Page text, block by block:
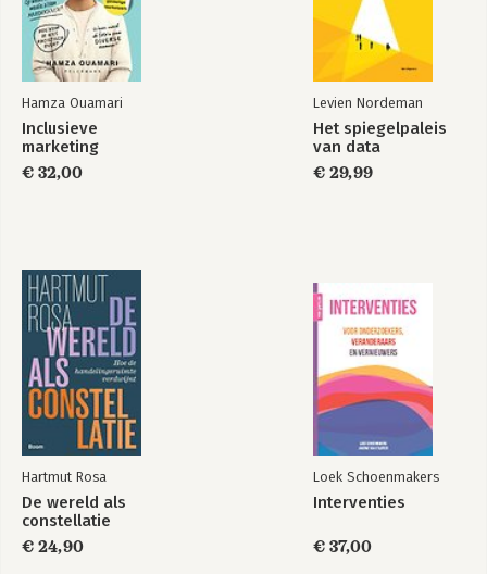
Je bent niet de
baas, maar je moet
er wel iets mee
De Beleidsbubbel
Je bent niet de
baas, maar je moet
er wel iets mee
Bekijk alle boeken
Hamza Ouamari
Inclusieve
marketing
€ 32,00
Levien Nordeman
Het spiegelpaleis
van data
€ 29,99
Hartmut Rosa
De wereld als
constellatie
€ 24,90
Loek Schoenmakers
Interventies
€ 37,00